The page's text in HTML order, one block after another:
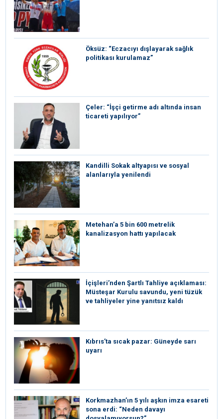
Öksüz: “Eczacıyı dışlayarak sağlık
politikası kurulamaz”
Çeler: “İşçi getirme adı altında insan
ticareti yapılıyor”
Kandilli Sokak altyapısı ve sosyal
alanlarıyla yenilendi
Metehan’a 5 bin 600 metrelik
kanalizasyon hattı yapılacak
İçişleri’nden Şartlı Tahliye açıklaması:
Müsteşar Kurulu savundu, yeni tüzük
ve tahliyeler yine yanıtsız kaldı
Kıbrıs’ta sıcak pazar: Güneyde sarı
uyarı
Korkmazhan’ın 5 yılı aşkın imza esareti
sona erdi: “Neden davayı